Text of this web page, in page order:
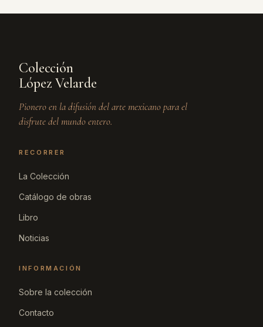
Colección
López Velarde
Pionero en la difusión del arte mexicano para el
disfrute del mundo entero.
RECORRER
La Colección
Catálogo de obras
Libro
Noticias
INFORMACIÓN
Sobre la colección
Contacto